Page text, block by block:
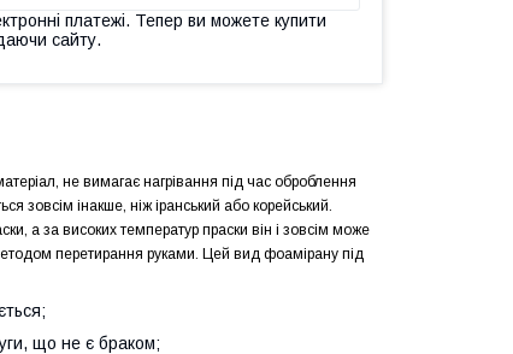
платежі. Тепер ви можете купити
сайту.
не вимагає нагрівання під час оброблення
зовсім інакше, ніж іранський або корейський.
а за високих температур праски він і зовсім може
перетирання руками. Цей вид фоамірану під
що не є браком;